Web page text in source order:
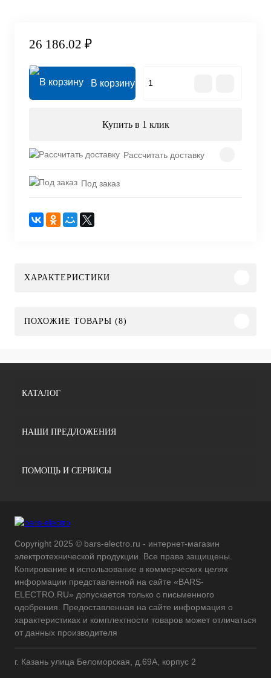
26 186.02 ₽
В корзину
Купить в 1 клик
Рассчитать доставку
Под заказ
ХАРАКТЕРИСТИКИ
ПОХОЖИЕ ТОВАРЫ (8)
КАТАЛОГ
НАШИ ПРЕДЛОЖЕНИЯ
ПОМОЩЬ И СЕРВИСЫ
Copyright 2025 © bars-electro.ru - интернет-магазин
электротехнической продукции. Все права защищены.
Копирование и использование в коммерческих целях
информации представленной на сайте «BARS-
ELECTRO.RU» допускается только с письменного
одобрения. Предоставленная на сайте информация о
характеристиках и комплектности товаров может отличаться
от данных производителя
г. Казань улица Беломорская, д.69А, корпус 2